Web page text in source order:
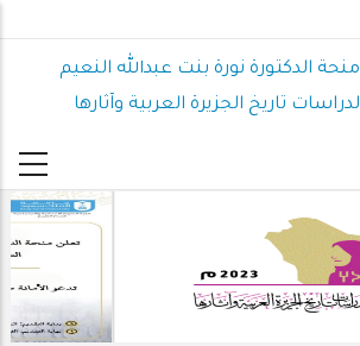
منحة الدكتورة نورة بنت عبدالله النعيم
لدراسات تاريخ الجزيرة العربية وآثارها